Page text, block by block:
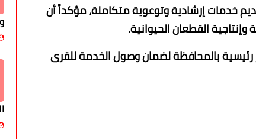
خدمات إرشادية وتوعوية متكاملة، مؤكداً أن
القطعان الحيوانية.
طريق القوافل الطبية من 3 إلى 7 مايو 2026). 5 مراكز رئيسية بالمحافظة لضمان وصول الخدمة للقرى